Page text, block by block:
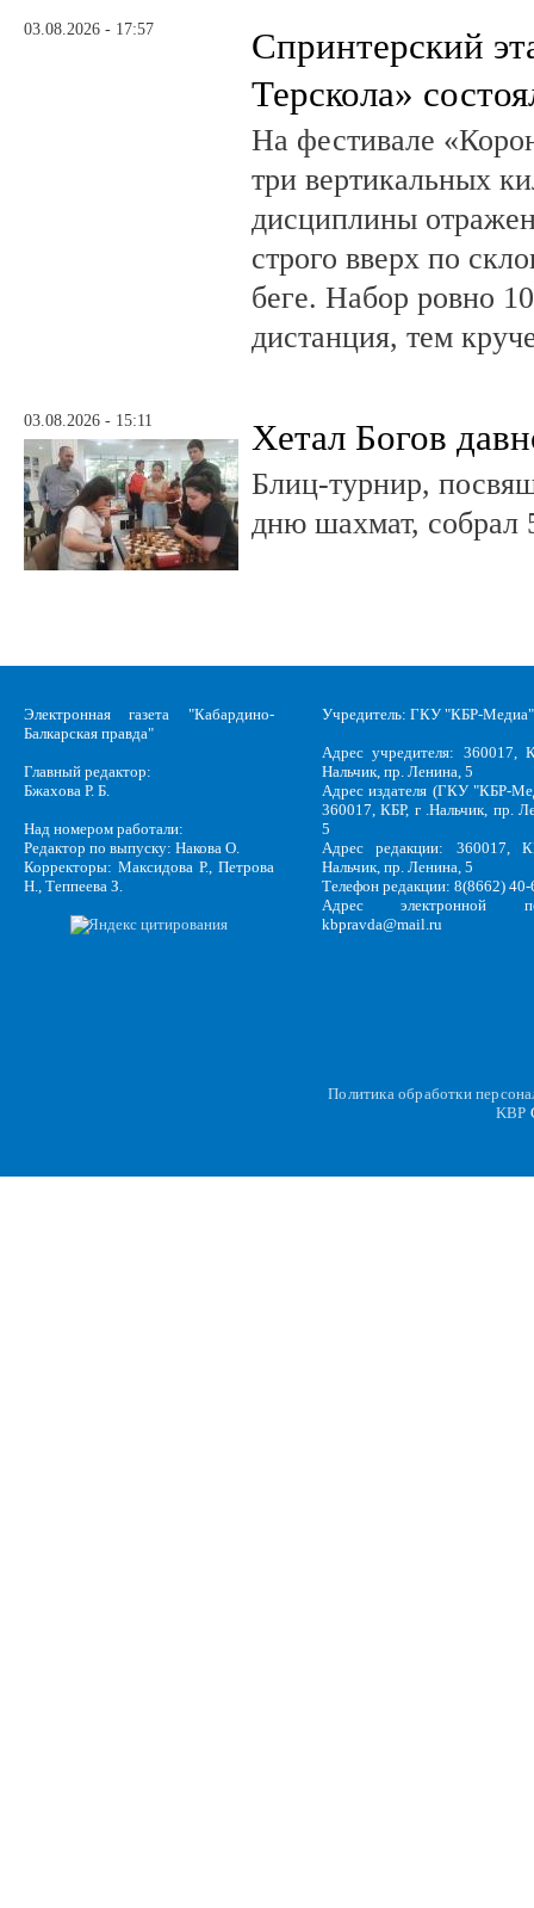
03.08.2026 - 17:57
Спринтерский
Терскола»
На фестивале
три вертикальных
дисциплины
строго вверх по
беге. Набор ровно
дистанция, тем
03.08.2026 - 15:11 Хетал Богов
Блиц-турнир,
дню шахмат, собрал
Электронная газета "Кабардино-
Балкарская правда"
Главный редактор:
Бжахова Р. Б.
Над номером работали:
Редактор по выпуску: Накова О.
Корректоры: Максидова Р., Петрова
Н., Теппеева З.
Учредитель: ГКУ "КБР-Медиа"
Адрес учредителя: 360017,
Нальчик, пр. Ленина, 5
Адрес издателя (ГКУ "КБР-
360017, КБР, г .Нальчик, пр.
5
Адрес редакции: 360017,
Нальчик, пр. Ленина, 5
Телефон редакции: 8(8662)
Адрес электронной
kbpravda@mail.ru
Политика обработки
KBP